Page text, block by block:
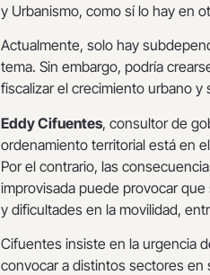
y Urbanismo, como sí lo hay en
Actualmente, solo hay
tema. Sin embargo, podría
fiscalizar el crecimiento urbano
Eddy Cifuentes, consultor de
ordenamiento territorial está en
Por el contrario, las
improvisada puede provocar
y dificultades en la movilidad,
Cifuentes insiste en la urgencia
convocar a distintos sectores en